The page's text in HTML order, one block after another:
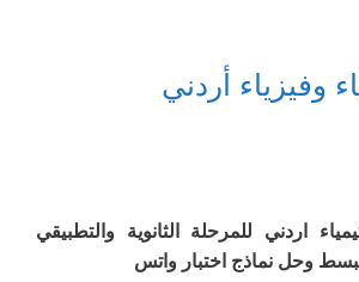
وفيزياء أردني
اردني للمرحلة الثانوية والتطبيقي
وحل نماذج اختبار واتس